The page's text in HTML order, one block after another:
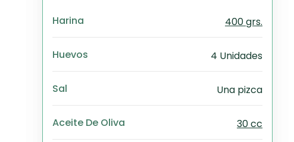
Harina 400 grs.
Huevos 4 Unidades
Sal Una pizca
Aceite De Oliva 30 cc